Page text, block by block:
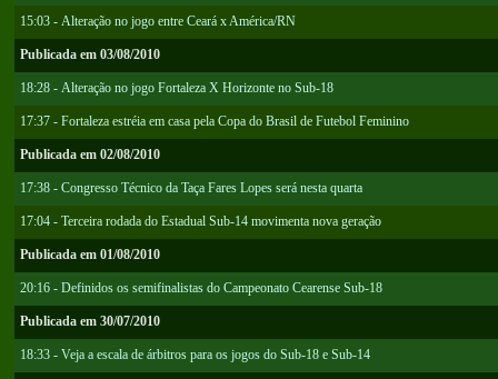
15:03 - Alteração no jogo entre Ceará x América/RN
Publicada em 03/08/2010
18:28 - Alteração no jogo Fortaleza X Horizonte no Sub-18
17:37 - Fortaleza estréia em casa pela Copa do Brasil de Futebol Feminino
Publicada em 02/08/2010
17:38 - Congresso Técnico da Taça Fares Lopes será nesta quarta
17:04 - Terceira rodada do Estadual Sub-14 movimenta nova geração
Publicada em 01/08/2010
20:16 - Definidos os semifinalistas do Campeonato Cearense Sub-18
Publicada em 30/07/2010
18:33 - Veja a escala de árbitros para os jogos do Sub-18 e Sub-14